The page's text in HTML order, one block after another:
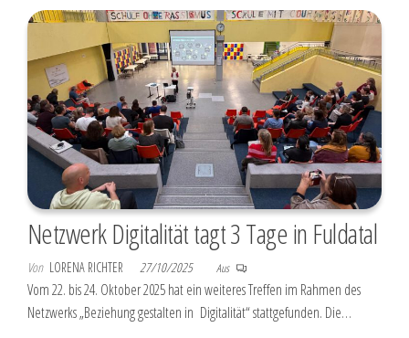
Netzwerk Digitalität tagt 3 Tage in Fuldatal
Von LORENA RICHTER 27/10/2025 Aus
Vom 22. bis 24. Oktober 2025 hat ein weiteres Treffen im Rahmen des
Netzwerks „Beziehung gestalten in Digitalität“ stattgefunden. Die…